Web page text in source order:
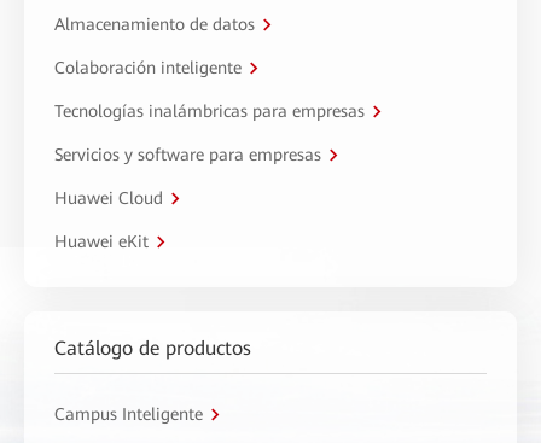
Almacenamiento de datos
Colaboración inteligente
Tecnologías inalámbricas para empresas
Servicios y software para empresas
Huawei Cloud
Huawei eKit
Catálogo de productos
Campus Inteligente